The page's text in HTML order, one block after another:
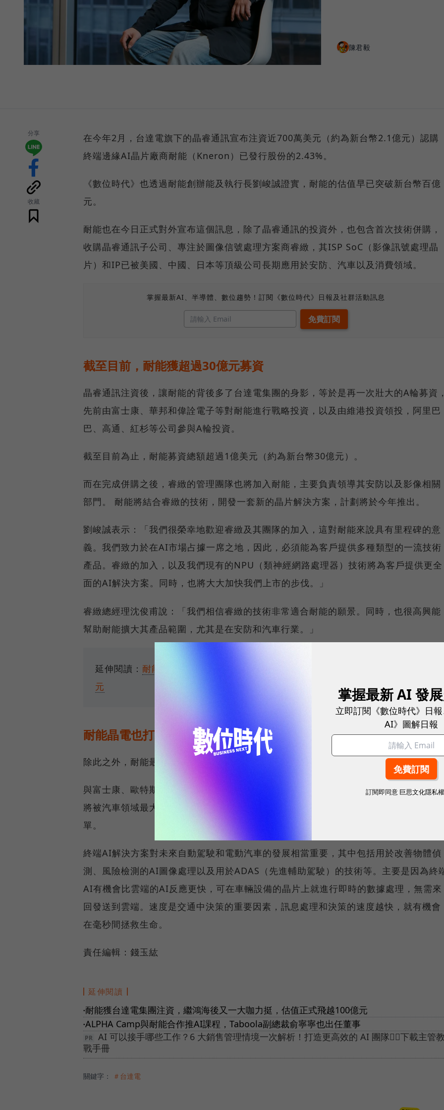
陳君毅
分享
收藏
在今年2月，台達電旗下的晶睿通訊宣布注資近700萬美元（約為新台幣2.1億元）認購
終端邊緣AI晶片廠商耐能（Kneron）已發行股份的2.43%。
《數位時代》也透過耐能創辦能及執行長劉峻誠證實，耐能的估值早已突破新台幣百億
元。
耐能也在今日正式對外宣布這個訊息，除了晶睿通訊的投資外，也包含首次技術併購，
收購晶睿通訊子公司、專注於圖像信號處理方案商睿緻，其ISP SoC（影像訊號處理晶
片）和IP已被美國、中國、日本等頂級公司長期應用於安防、汽車以及消費領域。
掌握最新AI、半導體、數位趨勢！訂閱《數位時代》日報及社群活動訊息
截至目前，耐能獲超過30億元募資
晶睿通訊注資後，讓耐能的背後多了台達電集團的身影，等於是再一次壯大的A輪募資
先前由富士康、華邦和偉詮電子等對耐能進行戰略投資，以及由維港投資領投，阿里巴
巴、高通、紅杉等公司參與A輪投資。
截至目前為止，耐能募資總額超過1億美元（約為新台幣30億元）。
而在完成併購之後，睿緻的管理團隊也將加入耐能，主要負責領導其安防以及影像相關
部門。 耐能將結合睿緻的技術，開發一套新的晶片解決方案，計劃將於今年推出。
劉峻誠表示：「我們很榮幸地歡迎睿緻及其團隊的加入，這對耐能來說具有里程碑的意
義。我們致力於在AI市場占據一席之地，因此，必須能為客戶提供多種類型的一流技術
產品。睿緻的加入，以及我們現有的NPU（類神經網路處理器）技術將為客戶提供更全
面的AI解決方案。同時，也將大大加快我們上市的步伐。」
睿緻總經理沈俊甫說：「我們相信睿緻的技術非常適合耐能的願景。同時，也很高興能
幫助耐能擴大其產品範圍，尤其是在安防和汽車行業。」
延伸閱讀： 耐能獲台達電集團注資，繼鴻海後又一大咖力挺，估值正式飛越100億
元
耐能晶電也打入自動駕駛、電動汽車等最熱門產業
除此之外，耐能最近也宣布將業務擴展到自動駕駛和電動汽車等產業。
與富士康、歐特斯（本田和豐田的供應商）等公司所進行的戰略合作，確保耐能的技術
將被汽車領域最大的製造商所使用。也伴隨著義隆跨入車用電子，獲得中興巴士的訂
單。
終端AI解決方案對未來自動駕駛和電動汽車的發展相當重要，其中包括用於改善物體偵
測、風險檢測的AI圖像處理以及用於ADAS（先進輔助駕駛）的技術等。主要是因為終
AI有機會比雲端的AI反應更快，可在車輛設備的晶片上就進行即時的數據處理，無需來
回發送到雲端。速度是交通中決策的重要因素，訊息處理和決策的速度越快，就有機會
在毫秒間拯救生命。
責任編輯：錢玉紘
延伸閱讀
● 耐能獲台達電集團注資，繼鴻海後又一大咖力挺，估值正式飛越100億元
●ALPHA Camp與耐能合作推AI課程，Taboola副總裁俞寧寧也出任董事
AI 可以接手哪些工作？6 大銷售管理情境一次解析！打造更高效的 AI 團隊👉🏻下載主管
戰手冊
關鍵字： ＃台達電
掌握最新 AI 發
立即訂閱《數位時代》日
AI》圖解日報
訂閱即同意 巨思文化隱私